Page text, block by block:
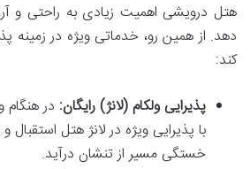
هتل درویشی اهمیت زیادی به راحتی و
دهد. از همین رو، خدماتی ویژه در زمینه
کند:
پذیرایی ولکام (لانژ) رایگان: در هنگام
با پذیرایی ویژه در لانژ هتل
خستگی مسیر از تنشان درآید.